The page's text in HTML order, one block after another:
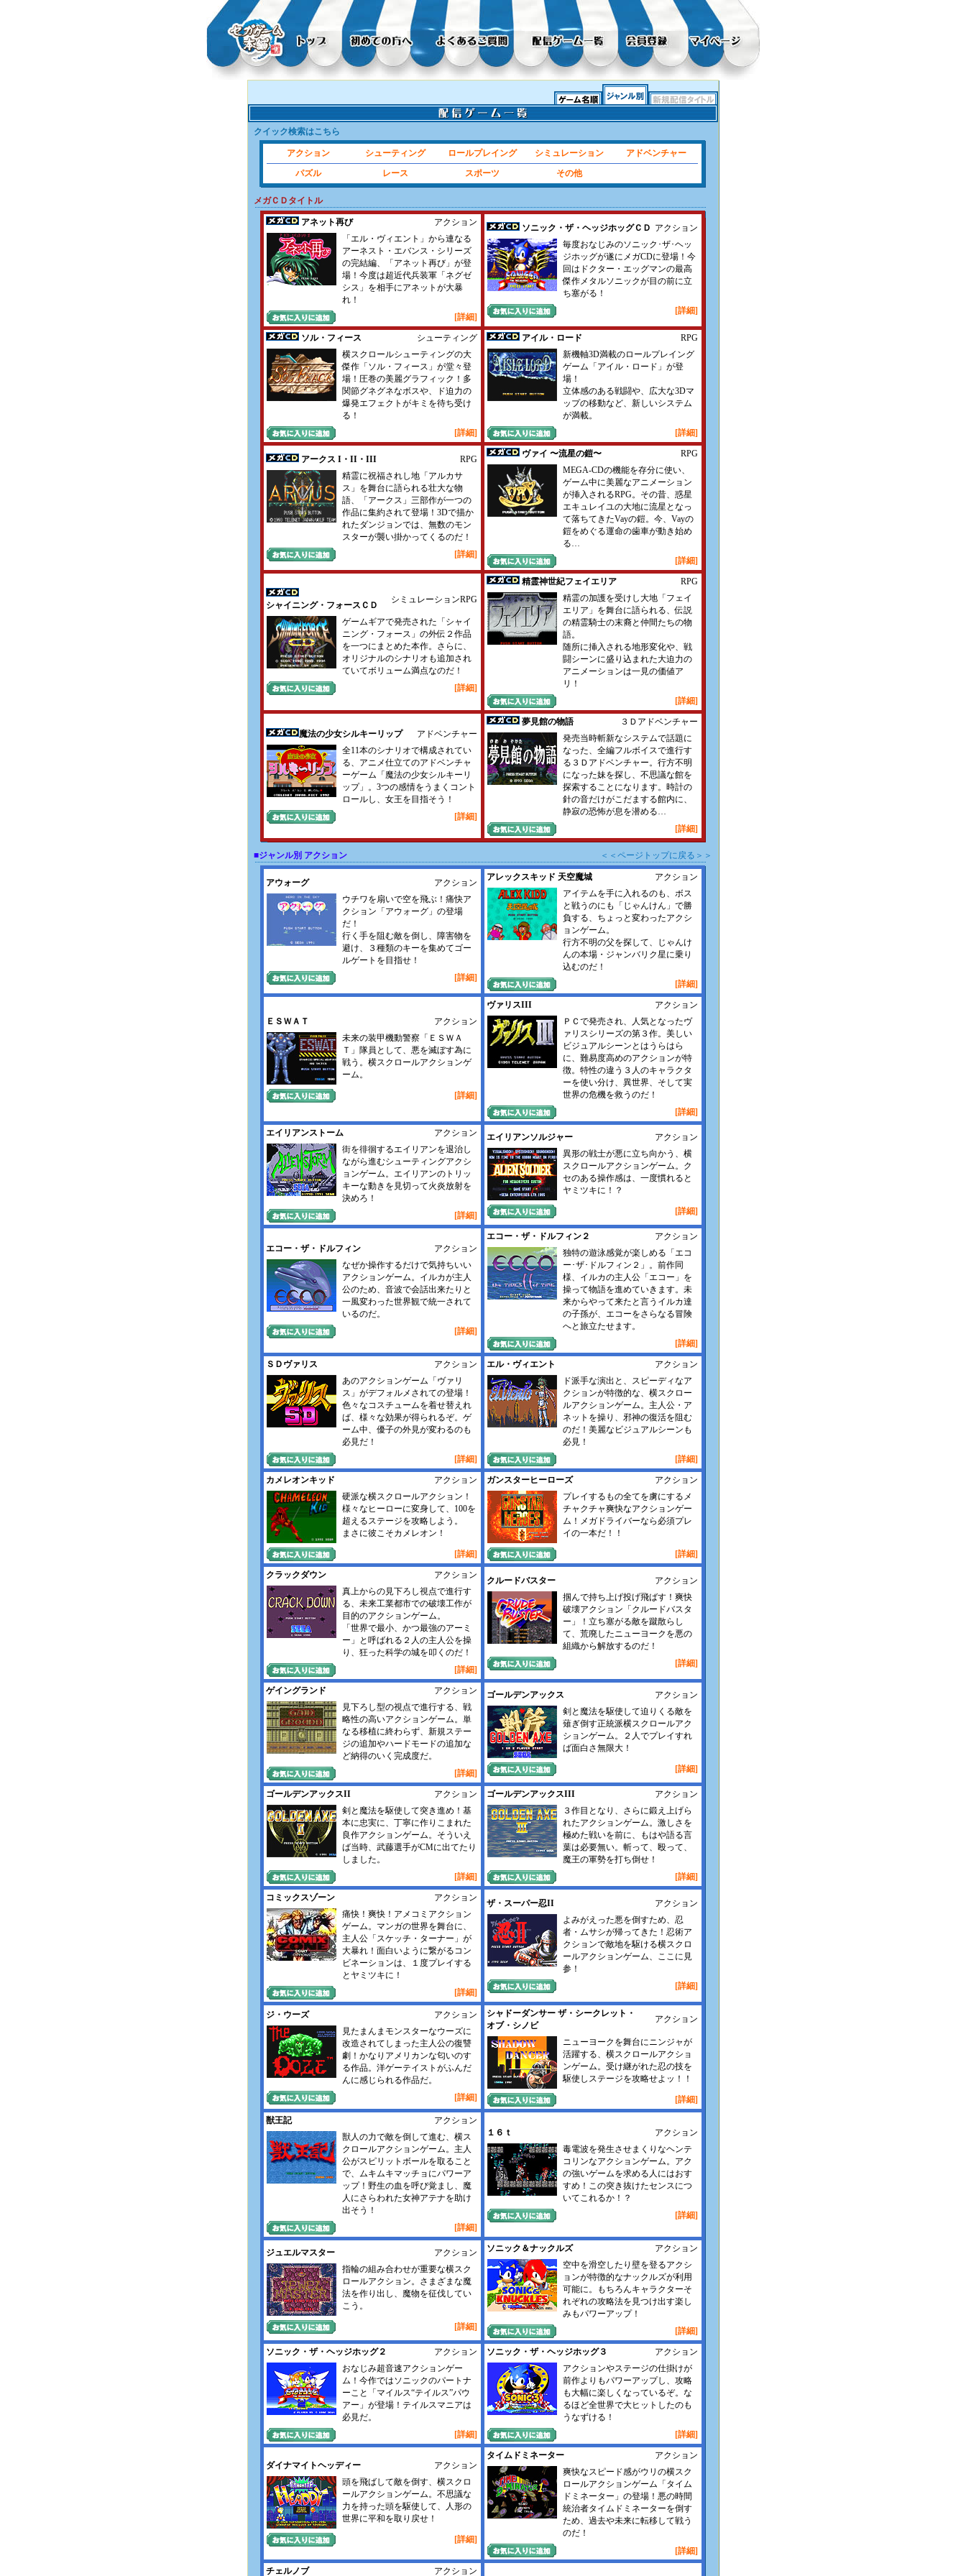
クイック検索はこちら
アクション シューティング ロールプレイング シミュレーション
アドベンチャー
パズル
レース スポーツ その他
メガＣＤタイトル
アネット再び
アクション
「エル・ヴィエント」から連なる
アーネスト・エバンス・シリーズ
の完結編、「アネット再び」が登
場！今度は超近代兵装軍「ネグゼ
シス」を相手にアネットが大暴
れ！
[詳細]
ソニック・ザ・ヘッジホッグＣＤ アクション
毎度おなじみのソニック･ザ･ヘッ
ジホッグが遂にメガCDに登場！今
回はドクター・エッグマンの最高
傑作メタルソニックが目の前に立
ち塞がる！
[詳細]
ソル・フィース
シューティング
横スクロールシューティングの大
傑作「ソル・フィース」が堂々登
場！圧巻の美麗グラフィック！多
関節グネグネなボスや、ド迫力の
爆発エフェクトがキミを待ち受け
る！
[詳細]
アイル・ロード
RPG
新機軸3D満載のロールプレイング
ゲーム「アイル・ロード」が登
場！
立体感のある戦闘や、広大な3Dマ
ップの移動など、新しいシステム
が満載。
[詳細]
アークス I・II・III
RPG
精霊に祝福されし地「アルカサ
ス」を舞台に語られる壮大な物
語、「アークス」三部作が一つの
作品に集約されて登場！3Dで描か
れたダンジョンでは、無数のモン
スターが襲い掛かってくるのだ！
[詳細]
ヴァイ 〜流星の鎧〜
RPG
MEGA-CDの機能を存分に使い、
ゲーム中に美麗なアニメーション
が挿入されるRPG。その昔、惑星
エキュレイユの大地に流星となっ
て落ちてきたVayの鎧。今、Vayの
鎧をめぐる運命の歯車が動き始め
る…
[詳細]
シャイニング・フォースＣＤ
シミュレーションRPG
ゲームギアで発売された「シャイ
ニング・フォース」の外伝２作品
を一つにまとめた本作。さらに、
オリジナルのシナリオも追加され
ていてボリューム満点なのだ！
[詳細]
精霊神世紀フェイエリア
RPG
精霊の加護を受けし大地「フェイ
エリア」を舞台に語られる、伝説
の精霊騎士の末裔と仲間たちの物
語。
随所に挿入される地形変化や、戦
闘シーンに盛り込まれた大迫力の
アニメーションは一見の価値ア
リ！
[詳細]
魔法の少女シルキーリップ
アドベンチャー
全11本のシナリオで構成されてい
る、アニメ仕立てのアドベンチャ
ーゲーム「魔法の少女シルキーリ
ップ」。3つの感情をうまくコント
ロールし、女王を目指そう！
[詳細]
夢見館の物語
３Ｄアドベンチャー
発売当時斬新なシステムで話題に
なった、全編フルボイスで進行す
る３Ｄアドベンチャー。行方不明
になった妹を探し、不思議な館を
探索することになります。時計の
針の音だけがこだまする館内に、
静寂の恐怖が息を潜める…
[詳細]
■ジャンル別 アクション ＜＜ページトップに戻る＞＞
アウォーグ
アクション
ウチワを扇いで空を飛ぶ！痛快ア
クション「アウォーグ」の登場
だ！
行く手を阻む敵を倒し、障害物を
避け、３種類のキーを集めてゴー
ルゲートを目指せ！
[詳細]
アレックスキッド 天空魔城
アクション
アイテムを手に入れるのも、ボス
と戦うのにも「じゃんけん」で勝
負する、ちょっと変わったアクシ
ョンゲーム。
行方不明の父を探して、じゃんけ
んの本場・ジャンバリク星に乗り
込むのだ！
[詳細]
ＥＳＷＡＴ
アクション
未来の装甲機動警察「ＥＳＷＡ
Ｔ」隊員として、悪を滅ぼす為に
戦う。横スクロールアクションゲ
ーム。
[詳細]
ヴァリスIII
アクション
ＰＣで発売され、人気となったヴ
ァリスシリーズの第３作。美しい
ビジュアルシーンとはうらはら
に、難易度高めのアクションが特
徴。特性の違う３人のキャラクタ
ーを使い分け、異世界、そして実
世界の危機を救うのだ！
[詳細]
エイリアンストーム
アクション
街を徘徊するエイリアンを退治し
ながら進むシューティングアクシ
ョンゲーム。エイリアンのトリッ
キーな動きを見切って火炎放射を
決めろ！
[詳細]
エイリアンソルジャー
アクション
異形の戦士が悪に立ち向かう、横
スクロールアクションゲーム。ク
セのある操作感は、一度慣れると
ヤミツキに！？
[詳細]
エコー・ザ・ドルフィン
アクション
なぜか操作するだけで気持ちいい
アクションゲーム。イルカが主人
公のため、音波で会話出来たりと
一風変わった世界観で統一されて
いるのだ。
[詳細]
エコー・ザ・ドルフィン２
アクション
独特の遊泳感覚が楽しめる「エコ
ー･ザ･ドルフィン２」。前作同
様、イルカの主人公「エコー」を
操って物語を進めていきます。未
来からやって来たと言うイルカ達
の子孫が、エコーをさらなる冒険
へと旅立たせます。
[詳細]
ＳＤヴァリス
アクション
あのアクションゲーム「ヴァリ
ス」がデフォルメされての登場！
色々なコスチュームを着せ替えれ
ば、様々な効果が得られるぞ。ゲ
ーム中、優子の外見が変わるのも
必見だ！
[詳細]
エル・ヴィエント
アクション
ド派手な演出と、スピーディなア
クションが特徴的な、横スクロー
ルアクションゲーム。主人公・ア
ネットを操り、邪神の復活を阻む
のだ！美麗なビジュアルシーンも
必見！
[詳細]
カメレオンキッド
アクション
硬派な横スクロールアクション！
様々なヒーローに変身して、100を
超えるステージを攻略しよう。
まさに彼こそカメレオン！
[詳細]
ガンスターヒーローズ
アクション
プレイするもの全てを虜にするメ
チャクチャ爽快なアクションゲー
ム！メガドライバーなら必須プレ
イの一本だ！！
[詳細]
クラックダウン
アクション
真上からの見下ろし視点で進行す
る、未来工業都市での破壊工作が
目的のアクションゲーム。
「世界で最小、かつ最強のアーミ
ー」と呼ばれる２人の主人公を操
り、狂った科学の城を叩くのだ！
[詳細]
クルードバスター
アクション
掴んで持ち上げ投げ飛ばす！爽快
破壊アクション「クルードバスタ
ー」！立ち塞がる敵を蹴散らし
て、荒廃したニューヨークを悪の
組織から解放するのだ！
[詳細]
ゲイングランド
アクション
見下ろし型の視点で進行する、戦
略性の高いアクションゲーム。単
なる移植に終わらず、新規ステー
ジの追加やハードモードの追加な
ど納得のいく完成度だ。
[詳細]
ゴールデンアックス
アクション
剣と魔法を駆使して迫りくる敵を
薙ぎ倒す正統派横スクロールアク
ションゲーム。２人でプレイすれ
ば面白さ無限大！
[詳細]
ゴールデンアックスII
アクション
剣と魔法を駆使して突き進め！基
本に忠実に、丁寧に作りこまれた
良作アクションゲーム。そういえ
ば当時、武藤選手がCMに出てたり
しました。
[詳細]
ゴールデンアックスIII
アクション
３作目となり、さらに鍛え上げら
れたアクションゲーム。激しさを
極めた戦いを前に、もはや語る言
葉は必要無い。斬って、殴って、
魔王の軍勢を打ち倒せ！
[詳細]
コミックスゾーン
アクション
痛快！爽快！アメコミアクション
ゲーム。マンガの世界を舞台に、
主人公「スケッチ・ターナー」が
大暴れ！面白いように繋がるコン
ビネーションは、１度プレイする
とヤミツキに！
[詳細]
ザ・スーパー忍II
アクション
よみがえった悪を倒すため、忍
者・ムサシが帰ってきた！忍術ア
クションで敵地を駆ける横スクロ
ールアクションゲーム、ここに見
参！
[詳細]
ジ・ウーズ
アクション
見たまんまモンスターなウーズに
改造されてしまった主人公の復讐
劇！かなりアメリカンな匂いのす
る作品。洋ゲーテイストがふんだ
んに感じられる作品だ。
[詳細]
シャドーダンサー ザ・シークレット・
オブ・シノビ
アクション
ニューヨークを舞台にニンジャが
活躍する、横スクロールアクショ
ンゲーム。受け継がれた忍の技を
駆使しステージを攻略せよッ！！
[詳細]
獣王記
アクション
獣人の力で敵を倒して進む、横ス
クロールアクションゲーム。主人
公がスピリットボールを取ること
で、ムキムキマッチョにパワーア
ップ！野生の血を呼び覚まし、魔
人にさらわれた女神アテナを助け
出そう！
[詳細]
１６ｔ
アクション
毒電波を発生させまくりなヘンテ
コリンなアクションゲーム。アク
の強いゲームを求める人にはおす
すめ！この突き抜けたセンスにつ
いてこれるか！？
[詳細]
ジュエルマスター
アクション
指輪の組み合わせが重要な横スク
ロールアクション。さまざまな魔
法を作り出し、魔物を征伐してい
こう。
[詳細]
ソニック＆ナックルズ
アクション
空中を滑空したり壁を登るアクシ
ョンが特徴的なナックルズが利用
可能に。もちろんキャラクターそ
れぞれの攻略法を見つけ出す楽し
みもパワーアップ！
[詳細]
ソニック・ザ・ヘッジホッグ２
アクション
おなじみ超音速アクションゲー
ム！今作ではソニックのパートナ
ーこと「マイルス“テイルス”パウ
アー」が登場！テイルスマニアは
必見だ。
[詳細]
ソニック・ザ・ヘッジホッグ３
アクション
アクションやステージの仕掛けが
前作よりもパワーアップし、攻略
も大幅に楽しくなっているぞ。な
るほど全世界で大ヒットしたのも
うなずける！
[詳細]
ダイナマイトヘッディー
アクション
頭を飛ばして敵を倒す、横スクロ
ールアクションゲーム。不思議な
力を持った頭を駆使して、人形の
世界に平和を取り戻せ！
[詳細]
タイムドミネーター
アクション
爽快なスピード感がウリの横スク
ロールアクションゲーム「タイム
ドミネーター」の登場！悪の時間
統治者タイムドミネーターを倒す
ため、過去や未来に転移して戦う
のだ！
[詳細]
チェルノブ
アクション